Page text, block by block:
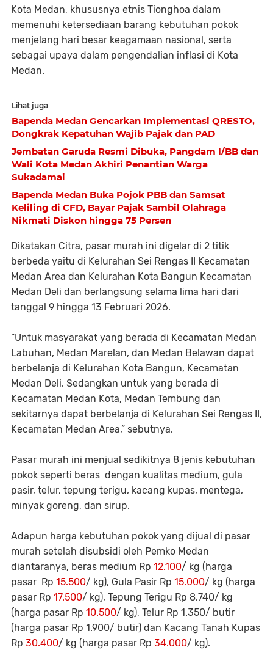
Kota Medan, khususnya etnis Tionghoa dalam
memenuhi ketersediaan barang kebutuhan pokok
menjelang hari besar keagamaan nasional, serta
sebagai upaya dalam pengendalian inflasi di Kota
Medan.
Lihat juga
Bapenda Medan Gencarkan Implementasi QRESTO,
Dongkrak Kepatuhan Wajib Pajak dan PAD
Jembatan Garuda Resmi Dibuka, Pangdam I/BB dan
Wali Kota Medan Akhiri Penantian Warga
Sukadamai
Bapenda Medan Buka Pojok PBB dan Samsat
Keliling di CFD, Bayar Pajak Sambil Olahraga
Nikmati Diskon hingga 75 Persen
Dikatakan Citra, pasar murah ini digelar di 2 titik
berbeda yaitu di Kelurahan Sei Rengas II Kecamatan
Medan Area dan Kelurahan Kota Bangun Kecamatan
Medan Deli dan berlangsung selama lima hari dari
tanggal 9 hingga 13 Februari 2026.
“Untuk masyarakat yang berada di Kecamatan Medan
Labuhan, Medan Marelan, dan Medan Belawan dapat
berbelanja di Kelurahan Kota Bangun, Kecamatan
Medan Deli. Sedangkan untuk yang berada di
Kecamatan Medan Kota, Medan Tembung dan
sekitarnya dapat berbelanja di Kelurahan Sei Rengas II,
Kecamatan Medan Area,” sebutnya.
Pasar murah ini menjual sedikitnya 8 jenis kebutuhan
pokok seperti beras dengan kualitas medium, gula
pasir, telur, tepung terigu, kacang kupas, mentega,
minyak goreng, dan sirup.
Adapun harga kebutuhan pokok yang dijual di pasar
murah setelah disubsidi oleh Pemko Medan
diantaranya, beras medium Rp 12.100/ kg (harga
pasar Rp 15.500/ kg), Gula Pasir Rp 15.000/ kg (harga
pasar Rp 17.500/ kg), Tepung Terigu Rp 8.740/ kg
(harga pasar Rp 10.500/ kg), Telur Rp 1.350/ butir
(harga pasar Rp 1.900/ butir) dan Kacang Tanah Kupas
Rp 30.400/ kg (harga pasar Rp 34.000/ kg).